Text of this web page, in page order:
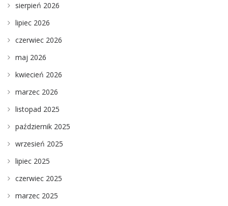
sierpień 2026
lipiec 2026
czerwiec 2026
maj 2026
kwiecień 2026
marzec 2026
listopad 2025
październik 2025
wrzesień 2025
lipiec 2025
czerwiec 2025
marzec 2025